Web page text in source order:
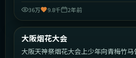
36万
9.8千 2年前
热门
大阪烟花大会
大阪天神祭烟花大会上少年向青梅竹马